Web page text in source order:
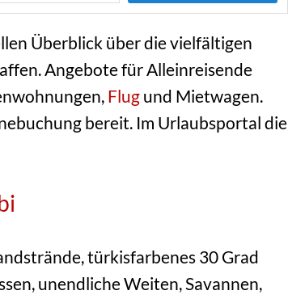
Überblick über die vielfältigen
Angebote für Alleinreisende
Flugund Mietwagen.
bereit. Im Urlaubsportal die
türkisfarbenes 30 Grad
unendliche Weiten, Savannen,